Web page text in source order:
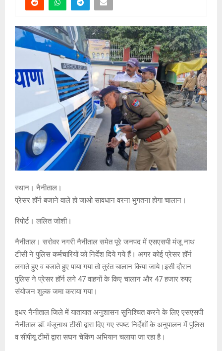
स्थान। नैनीताल।
प्रेसर हॉर्न बजाने वाले हो जाओ सावधान वरना भुगतना होगा चालान।
रिपोर्ट। ललित जोशी।
नैनीताल। सरोवर नगरी नैनीताल समेत पूरे जनपद में एसएसपी मंजू नाथ
टीसी ने पुलिस कर्मचारियों को निर्देश दिये गये हैं। अगर कोई प्रेसर हॉर्न
लगाते हुए व बजाते हुए पाया गया तो तुरंत चालान किया जाये।इसी दौरान
पुलिस ने प्रेसर हॉर्न लगे 47 वाहनों के किए चालान और 47 हजार रुपए
संयोजन शुल्क जमा कराया गया।
इधर नैनीताल जिले में यातायात अनुशासन सुनिश्चित करने के लिए एसएसपी
नैनीताल डॉ. मंजूनाथ टीसी द्वारा दिए गए स्पष्ट निर्देशों के अनुपालन में पुलिस
व सीपीयू टीमों द्वारा सघन चेकिंग अभियान चलाया जा रहा है।